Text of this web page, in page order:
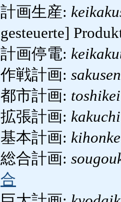
計画生産:
gesteuerte]
計画停電:
作戦計画:
都市計画:
拡張計画:
基本計画:
総合計画:
合